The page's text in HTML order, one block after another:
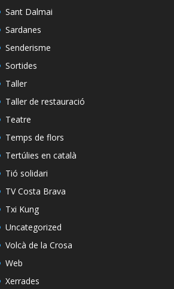
Sant Dalmai
Sardanes
Senderisme
Sortides
Taller
Taller de restauració
Teatre
Temps de flors
Tertúlies en català
Tió solidari
TV Costa Brava
Txi Kung
Uncategorized
Volcà de la Crosa
Web
Xerrades